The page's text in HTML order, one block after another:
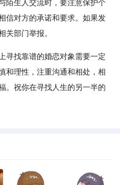
陌生人交流时，要注意保护个
信对方的承诺和要求。如果发
关部门举报。
寻找靠谱的婚恋对象需要一定
和理性，注重沟通和相处，相
。祝你在寻找人生的另一半的